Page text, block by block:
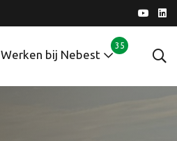
35
Werken bij Nebest